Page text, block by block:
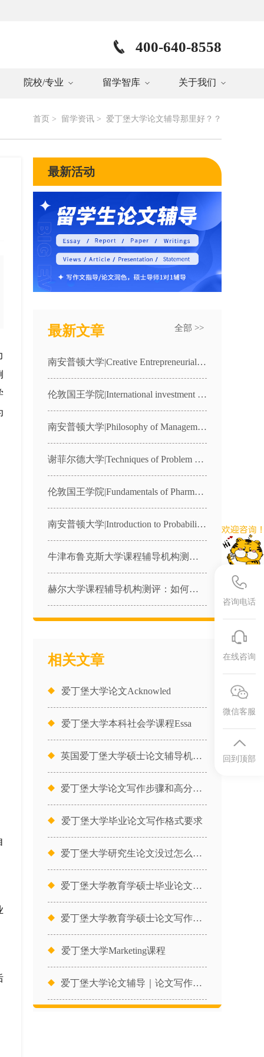
400-640-8558
院校/专业 留学智库 关于我们
首页 > 留学资讯 > 爱丁堡大学论文辅导那里好？？
最新活动
最新文章 全部 >>
南安普顿大学|Creative Entrepreneurial Freelance Practice|CFP1课程辅导
伦敦国王学院|International investment law|7FFLA066课程辅导
南安普顿大学|Philosophy of Management and Organisations|MANG2057课程辅导
谢菲尔德大学|Techniques of Problem Solving in Physics|PHY340课程辅导
伦敦国王学院|Fundamentals of Pharmacology|4BBY1040课程辅导
南安普顿大学|Introduction to Probability and Statistics|MATH1024课程辅导
牛津布鲁克斯大学课程辅导机构测评：如何拿下“小牛津”的高强度学业？
赫尔大学课程辅导机构测评：如何拿下“低调实力派”的高强度学业？
相关文章
爱丁堡大学论文Acknowled
爱丁堡大学本科社会学课程Essa
英国爱丁堡大学硕士论文辅导机构有
爱丁堡大学论文写作步骤和高分技巧
爱丁堡大学毕业论文写作格式要求
爱丁堡大学研究生论文没过怎么申诉
爱丁堡大学教育学硕士毕业论文热门
爱丁堡大学教育学硕士论文写作能力
爱丁堡大学Marketing课程
爱丁堡大学论文辅导｜论文写作的详
咨询电话
在线咨询
微信客服
回到顶部